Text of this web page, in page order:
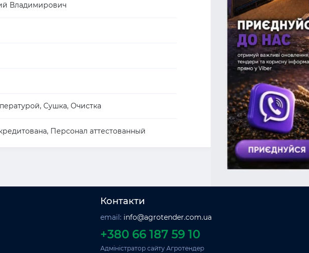
Владимирович
Сушка, Очистка
Персонал аттестованный
Контакти
email: info@agrotender.com.ua
+380 66 187 59 10
Адміністратор сайту Агротендер